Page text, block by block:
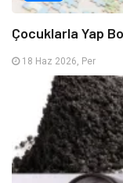
Çocuklarla Yap
18 Haz 2026, Per